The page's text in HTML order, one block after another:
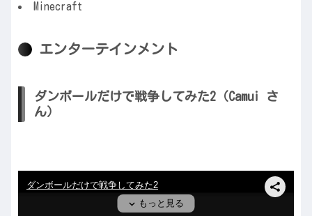
Minecraft
エンターテインメント
ダンボールだけで戦争してみた2（Camui さ
ん）